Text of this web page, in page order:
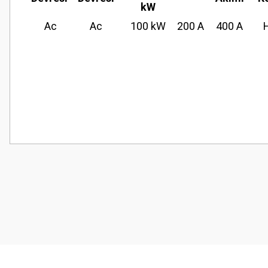
kW
Ac Ac 100 kW 200 A 400 A
Görüş ve önerileriniz için teşekkür ederiz.